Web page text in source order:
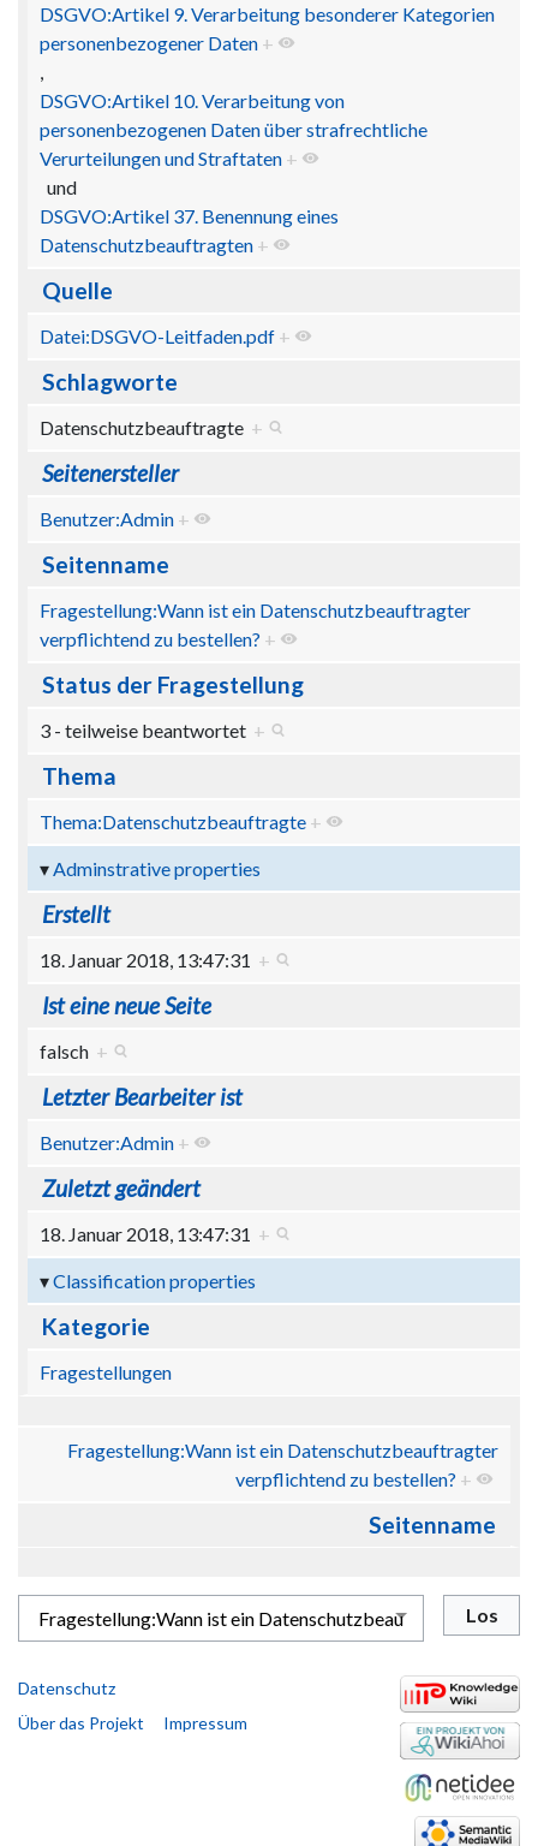
DSGVO:Artikel 9. Verarbeitung besonderer Kategorien
personenbezogener Daten +
,
DSGVO:Artikel 10. Verarbeitung von
personenbezogenen Daten über strafrechtliche
Verurteilungen und Straftaten +
und
DSGVO:Artikel 37. Benennung eines
Datenschutzbeauftragten +
Quelle
Datei:DSGVO-Leitfaden.pdf +
Schlagworte
Datenschutzbeauftragte +
Seitenersteller
Benutzer:Admin +
Seitenname
Fragestellung:Wann ist ein Datenschutzbeauftragter
verpflichtend zu bestellen? +
Status der Fragestellung
3 - teilweise beantwortet +
Thema
Thema:Datenschutzbeauftragte +
Adminstrative properties
Erstellt
18. Januar 2018, 13:47:31 +
Ist eine neue Seite
falsch +
Letzter Bearbeiter ist
Benutzer:Admin +
Zuletzt geändert
18. Januar 2018, 13:47:31 +
Classification properties
Kategorie
Fragestellungen
Fragestellung:Wann ist ein Datenschutzbeauftragter
verpflichtend zu bestellen? +
Seitenname
Datenschutz
Über das Projekt
Impressum